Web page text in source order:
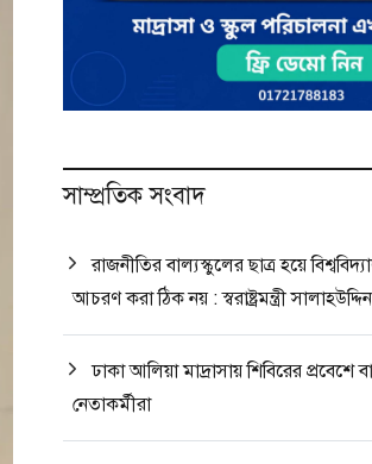
সাম্প্রতিক সংবাদ
রাজনীতির বাল্যস্কুলের ছাত্র হয়ে
আচরণ করা ঠিক নয় : স্বরাষ্ট্রমন্ত্রী
ঢাকা আলিয়া মাদ্রাসায় শিবিরের প্রবেশে
নেতাকর্মীরা